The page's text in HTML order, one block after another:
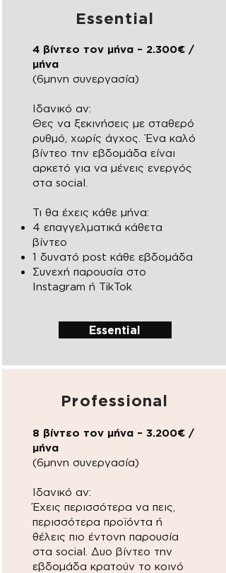
Essential
4 βίντεο τον μήνα – 2.300€ /
μήνα
(6μηνη συνεργασία)
Ιδανικό αν:
Θες να ξεκινήσεις με σταθερό
ρυθμό, χωρίς άγχος. Ένα καλό
βίντεο την εβδομάδα είναι
αρκετό για να μένεις ενεργός
στα social.
Τι θα έχεις κάθε μήνα:
4 επαγγελματικά κάθετα
βίντεο
1 δυνατό post κάθε εβδομάδα
Συνεχή παρουσία στο
Instagram ή TikTok
Essential
Professional
8 βίντεο τον μήνα – 3.200€ /
μήνα
(6μηνη συνεργασία)
Ιδανικό αν:
Έχεις περισσότερα να πεις,
περισσότερα προϊόντα ή
θέλεις πιο έντονη παρουσία
στα social. Δυο βίντεο την
εβδομάδα κρατούν το κοινό